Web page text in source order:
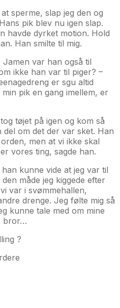
sperme, slap jeg den og
pik blev nu igen slap.
havde dyrket motion. Hold
Han smilte til mig.
var han også til
ikke han var til piger? –
er sgu altid
pik en gang imellem, er
tøjet på igen og kom så
del om det der var sket. Han
men at vi ikke skal
vores ting, sagde han.
kunne vide at jeg var til
måde jeg kiggede efter
var i svømmehallen,
drenge. Jeg følte mig så
kunne tale med om mine
bror…
?